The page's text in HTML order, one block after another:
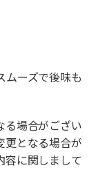
ムーズで後味も
る場合がござい
更となる場合が
容に関しまして